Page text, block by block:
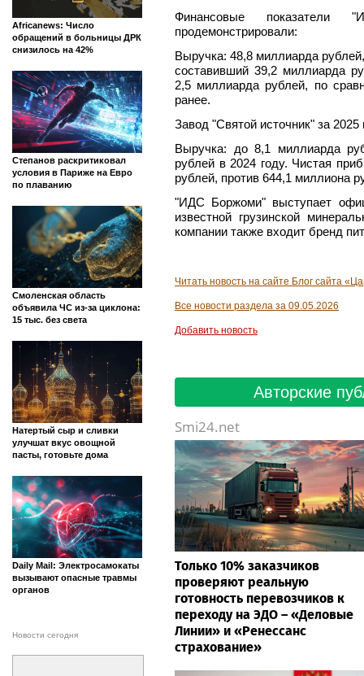
Africanews: Число
обращений в больницы ДРК
снизилось на 42%
Степанов раскритиковал
условия в Париже на Евро
по плаванию
Смоленская область
объявила ЧС из-за циклона:
15 тыс. без света
Натертый сыр и сливки
улучшат вкус овощной
пасты, готовьте дома
Daily Mail: Электросамокаты
вызывают опасные травмы
органов
Новости сегодня
Финансовые
продемонстрировали:
Выручка: 48,8 миллиарда
составивший 39,2 миллиарда
2,5 миллиарда рублей, по
ранее.
Завод "Святой источник" за
Выручка: до 8,1 миллиарда
рублей в 2024 году. Чистая
рублей, против 644,1 миллиона
"ИДС Боржоми" выступает
известной грузинской
компании также входит бренд
Читать новость на сайте Блог сайта
Все новости раздела за 09.05.2026
Добавить новость
Авторские
Smi24.net
Только 10% заказчиков
проверяют реальную
готовность перевозчиков к
переходу на ЭДО – «Деловые
Линии» и «Ренессанс
страхование»